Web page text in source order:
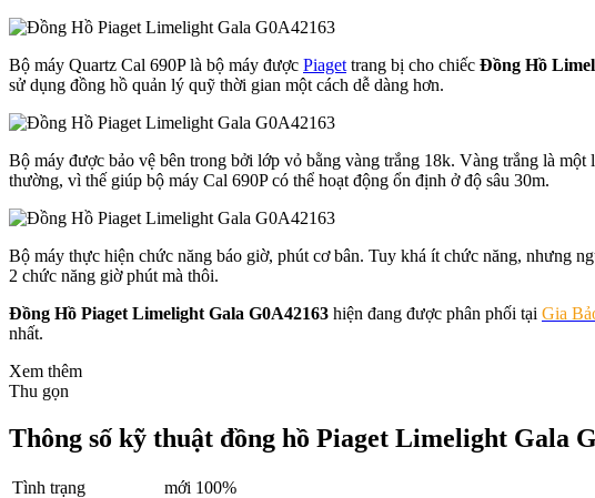
Bộ máy Quartz Cal 690P là bộ máy được Piaget trang bị cho chiếc Đồng Hồ
sử dụng đồng hồ quản lý quỹ thời gian một cách dễ dàng hơn.
Bộ máy được bảo vệ bên trong bởi lớp vỏ bằng vàng trắng 18k. Vàng trắng là
thường, vì thế giúp bộ máy Cal 690P có thể hoạt động ổn định ở độ sâu 30m.
Bộ máy thực hiện chức năng báo giờ, phút cơ bân. Tuy khá ít chức năng, nhưng
2 chức năng giờ phút mà thôi.
Đồng Hồ Piaget Limelight Gala G0A42163 hiện đang được phân phối tại Gia
nhất.
Xem thêm
Thu gọn
Thông số kỹ thuật đồng hồ Piaget Limelight Gala
Tình trạng
mới 100%